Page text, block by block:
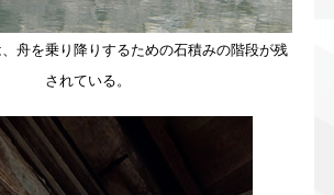
舟を乗り降りするための石積みの階段が残
されている。